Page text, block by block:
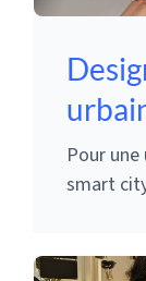
Pour
smart